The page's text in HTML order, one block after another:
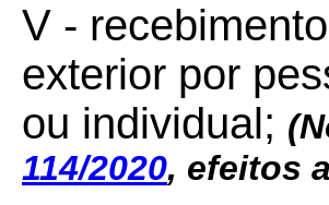
V -
exterior por
ou individual;
114/2020, efeitos